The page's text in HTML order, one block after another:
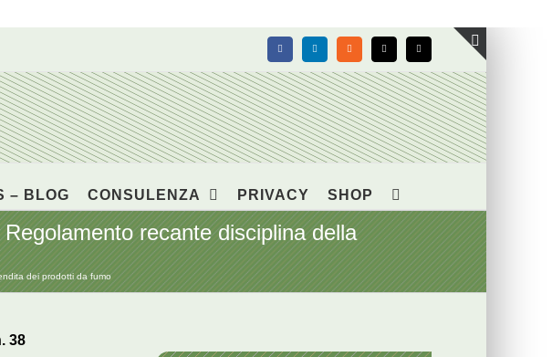
FacebookLinkedIn Rss X Email
– BLOG CONSULENZA PRIVACY SHOP
recante disciplina della
dei prodotti da fumo
38
Toggle
area
barra
scorrevole